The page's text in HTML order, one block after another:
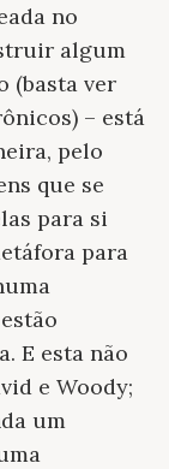
no
algum
(basta ver
– está
pelo
que se
para si
para
E esta não
e Woody;
um